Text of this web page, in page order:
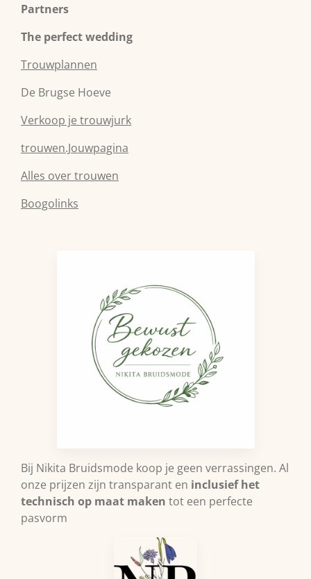
Partners
The perfect wedding
Trouwplannen
De Brugse Hoeve
Verkoop je trouwjurk
trouwen.Jouwpagina
Alles over trouwen
Boogolinks
Bij Nikita Bruidsmode koop je geen verrassingen. Al
onze prijzen zijn transparant en inclusief het
technisch op maat maken tot een perfecte
pasvorm